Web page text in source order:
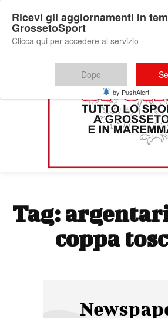
Tag:
coppa
Ricevi gli aggiornamenti in
GrossetoSport
Clicca qui per accedere al servizio
Dopo
by PushAlert